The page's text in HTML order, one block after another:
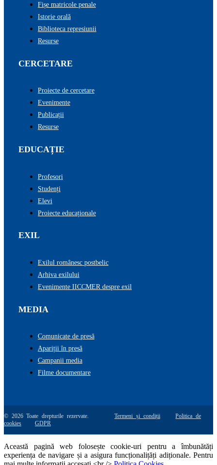
Fișe matricole penale
Istorie orală
Biblioteca represiunii
Resurse
CERCETARE
Proiecte de cercetare
Evenimente
Publicații
Resurse
EDUCAȚIE
Profesori
Studenți
Elevi
Proiecte educaționale
EXIL
Exilul românesc postbelic
Arhiva exilului
Evenimente IICCMER despre exil
MEDIA
Comunicate de presă
Apariții în presă
Campanii media
Filme documentare
© 2026 Toate drepturile rezervate.Termeni și condiții
Politica de
cookies
GDPR
Această pagină web folosește cookie-uri pentru a îmbunătăți
experiența de navigare și a asigura funcționalițăți adiționale. Pentru